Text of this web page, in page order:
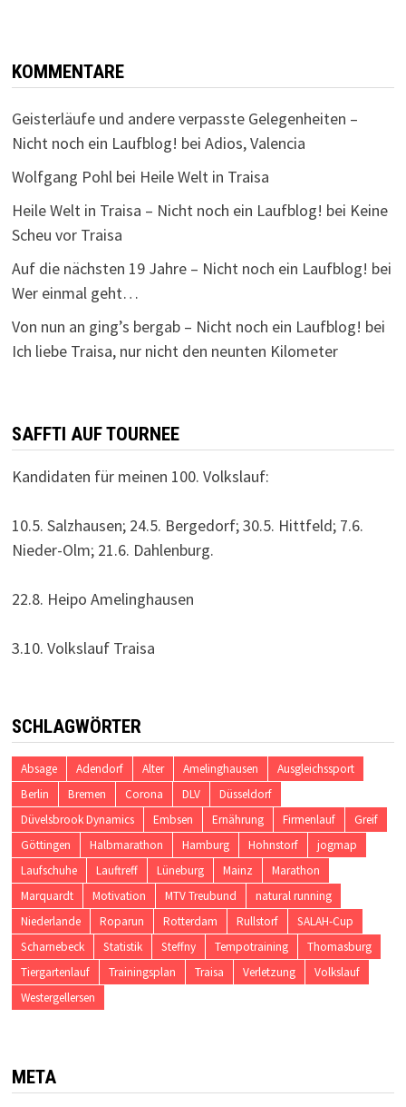
KOMMENTARE
Geisterläufe und andere verpasste Gelegenheiten –
Nicht noch ein Laufblog! bei Adios, Valencia
Wolfgang Pohlbei Heile Welt in Traisa
Heile Welt in Traisa – Nicht noch ein Laufblog! bei Keine
Scheu vor Traisa
Auf die nächsten 19 Jahre – Nicht noch ein Laufblog! bei
Wer einmal geht…
Von nun an ging’s bergab – Nicht noch ein Laufblog! bei
Ich liebe Traisa, nur nicht den neunten Kilometer
SAFFTI AUF TOURNEE
Kandidaten für meinen 100. Volkslauf:
10.5. Salzhausen; 24.5. Bergedorf; 30.5. Hittfeld; 7.6.
Nieder-Olm; 21.6. Dahlenburg.
22.8. Heipo Amelinghausen
3.10. Volkslauf Traisa
SCHLAGWÖRTER
Absage Adendorf Alter Amelinghausen
Ausgleichssport
Berlin
Bremen Corona DLV
Düsseldorf
Düvelsbrook Dynamics
Embsen Ernährung Firmenlauf
Greif
Göttingen
Halbmarathon Hamburg Hohnstorf
jogmap
Laufschuhe
Lauftreff Lüneburg Mainz
Marathon
Marquardt
Motivation MTV Treubund
natural running
Niederlande
Roparun Rotterdam Rullstorf
SALAH-Cup
Scharnebeck
Statistik Steffny Tempotraining
Thomasburg
Tiergartenlauf
Trainingsplan Traisa Verletzung
Volkslauf
Westergellersen
META